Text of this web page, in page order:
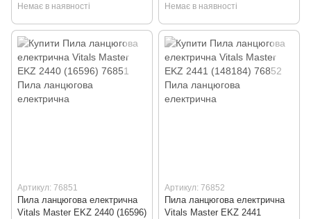
Немає в наявності Немає в наявності
Артикул: 76851
Пила ланцюгова електрична
Vitals Master EKZ 2440 (16596)
Артикул: 76852
Пила ланцюгова електрична
Vitals Master EKZ 2441